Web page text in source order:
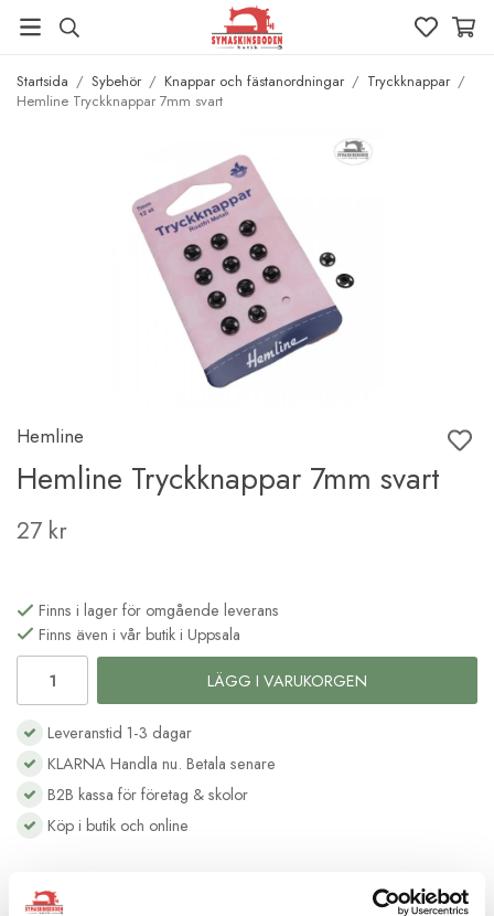
Startsida / Sybehör / Knappar och fästanordningar / Tryckknappar /
Hemline Tryckknappar 7mm svart
Hemline
Hemline Tryckknappar 7mm svart
27 kr
Finns i lager för omgående leverans
Finns även i vår butik i Uppsala
LÄGG I VARUKORGEN
Leveranstid 1-3 dagar
KLARNA Handla nu. Betala senare
B2B kassa för företag & skolor
Köp i butik och online